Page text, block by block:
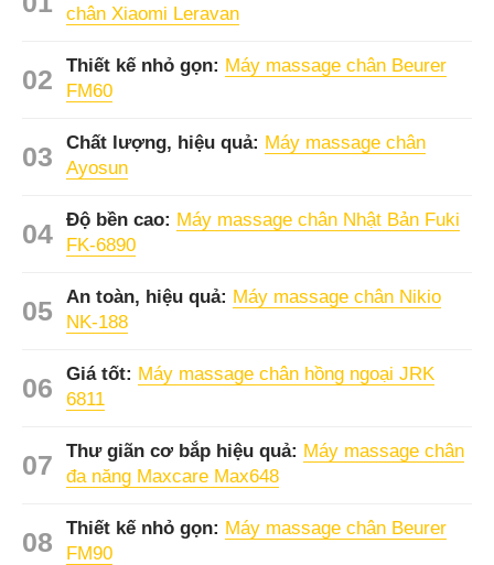
chân Xiaomi Leravan
Thiết kế nhỏ gọn: Máy massage chân Beurer
FM60
Chất lượng, hiệu quả: Máy massage chân
Ayosun
Độ bền cao: Máy massage chân Nhật Bản Fuki
FK-6890
An toàn, hiệu quả: Máy massage chân Nikio
NK-188
Giá tốt: Máy massage chân hồng ngoại JRK
6811
Thư giãn cơ bắp hiệu quả: Máy massage chân
đa năng Maxcare Max648
Thiết kế nhỏ gọn: Máy massage chân Beurer
FM90